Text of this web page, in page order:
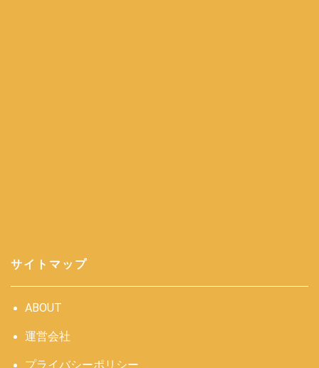
サイトマップ
ABOUT
運営会社
プライバシーポリシー